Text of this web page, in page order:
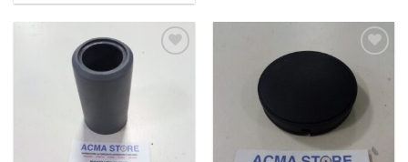
Aggiungi
alla lista
dei
desideri